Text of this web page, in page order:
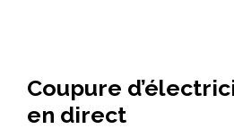
Coupure
en direct